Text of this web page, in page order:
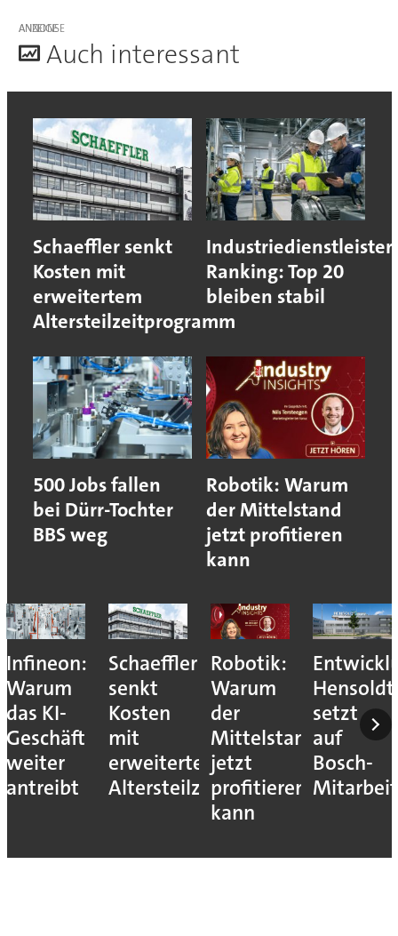
ANZEIGE
Auch interessant
Schaeffler senkt
Kosten mit
erweitertem
Altersteilzeitprogramm
Industriedienstleister-
Ranking: Top 20
bleiben stabil
500 Jobs fallen
bei Dürr-Tochter
BBS weg
Robotik: Warum
der Mittelstand
jetzt profitieren
kann
Infineon:
Warum
das KI-
Geschäft
weiter
antreibt
Schaeffler
senkt
Kosten
mit
erweitertem
Altersteilzeitprogramm
Robotik:
Warum
der
Mittelstand
jetzt
profitieren
kann
Hensoldt
setzt
auf
Bosch-